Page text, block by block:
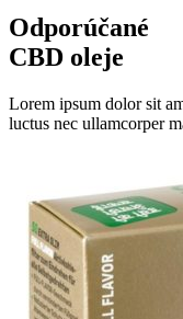
Odporúčané
CBD oleje
Lorem ipsum dolor sit
luctus nec ullamcorper